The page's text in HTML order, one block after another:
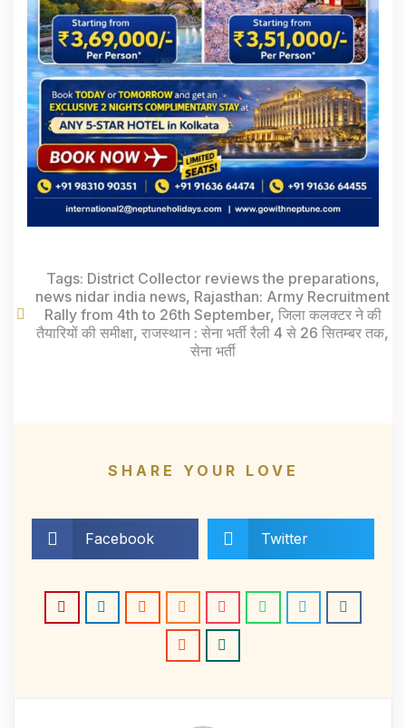
Tags: District Collector reviews the preparations,
news nidar india news, Rajasthan: Army Recruitment
Rally from 4th to 26th September, जिला कलक्टर ने की
तैयारियों की समीक्षा, राजस्थान : सेना भर्ती रैली 4 से 26 सितम्बर तक,
सेना भर्ती
SHARE YOUR LOVE
Facebook Twitter